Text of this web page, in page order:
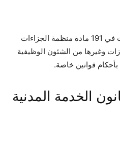
وجدير بالذكر أن اللائحة قد جاءت في 191 مادة منظمة الجزاءات
وغيرها من الشئون الوظيفية
بأحكام قوانين خاصة.
الخدمة المدنية